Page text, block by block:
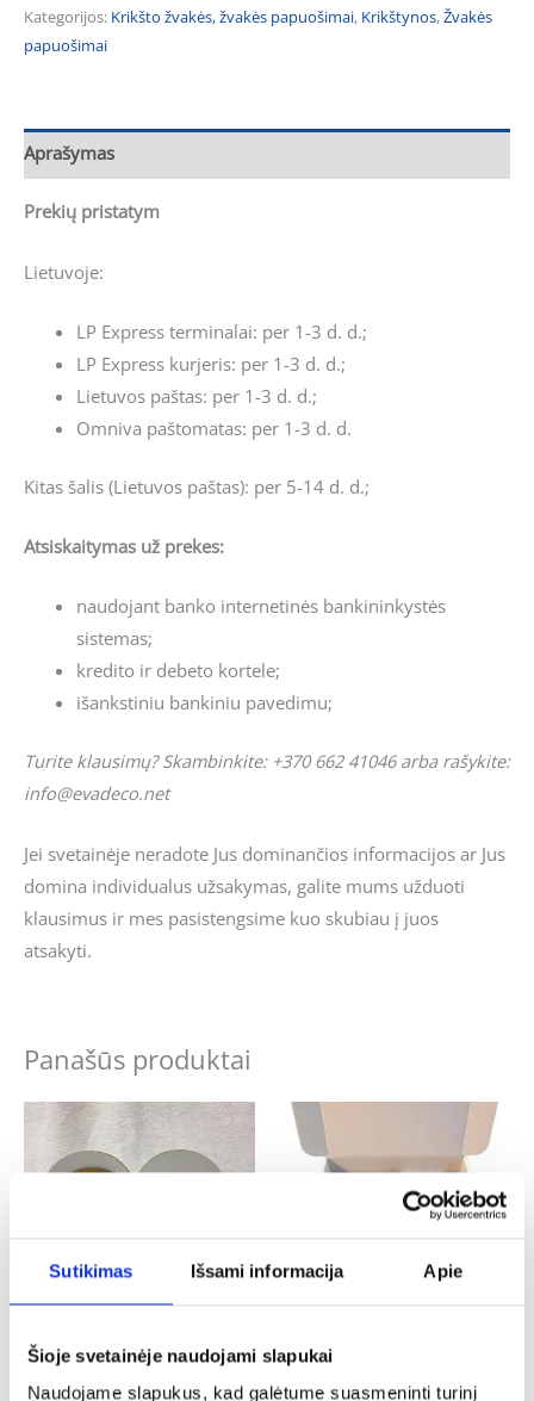
Sutikimas Išsami informacija Apie
Šioje svetainėje naudojami slapukai
Naudojame slapukus, kad galėtume suasmeninti turinį
Kategorijos: Krikšto žvakės, žvakės papuošimai, Krikštynos,Žvakės
papuošimai
Aprašymas
Prekių pristatym
Lietuvoje:
LP Express terminalai: per 1-3 d. d.;
LP Express kurjeris: per 1-3 d. d.;
Lietuvos paštas: per 1-3 d. d.;
Omniva paštomatas: per 1-3 d. d.
Kitas šalis (Lietuvos paštas): per 5-14 d. d.;
Atsiskaitymas už prekes:
naudojant banko internetinės bankininkystės
sistemas;
kredito ir debeto kortele;
išankstiniu bankiniu pavedimu;
Turite klausimų? Skambinkite: +370 662 41046 arba rašykite:
info@evadeco.net
Jei svetainėje neradote Jus dominančios informacijos ar Jus
domina individualus užsakymas, galite mums užduoti
klausimus ir mes pasistengsime kuo skubiau į juos
atsakyti.
Panašūs produktai
Krikštynos
Pastatoma širdelė „Brangus krikšto
Krikštynos
Kojinių rinkinys „Šauniausio krikšto